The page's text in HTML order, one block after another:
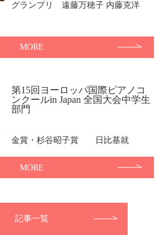
グランプリ 遠藤万穂子 内藤克洋
MORE
第15回ヨーロッパ国際ピアノコ
ンクールin Japan 全国大会中学生
部門
金賞・杉谷昭子賞 日比基就
MORE
記事一覧